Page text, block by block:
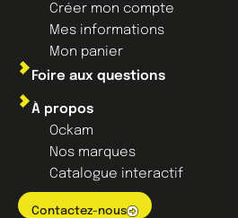
À propos
Ockam
Nos marques
Catalogue interactif
Contactez-nous
Créer mon compte
Mes informations
Mon panier
Foire aux questions